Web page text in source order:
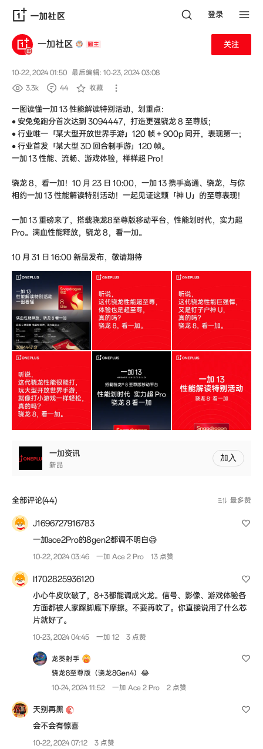
登录
一加社区 关注
10-22, 2024 01:50 最后编辑: 10-23, 2024 03:08
3.3k
44 收藏
一图读懂一加 13 性能解读特别活动，划重点：
• 安兔兔跑分首次达到 3094447，打造更强骁龙 8 至尊版；
• 行业唯一「某大型开放世界手游」120 帧 + 900p 同开，表现第一；
• 行业首发「某大型 3D 回合制手游」120 帧。
一加 13 性能、流畅、游戏体验，样样超 Pro！
骁龙 8，看一加！ 10 月 23 日 10:00，一加 13携手高通、骁龙，与你
相约一加 13 性能解读特别活动！一起见证这颗「神 U」的至尊表现！
一加 13 重磅来了，搭载骁龙8至尊版移动平台，性能划时代，实力超
Pro。 满血性能释放，骁龙 8，看一加。
10 月 31 日 16:00 新品发布，敬请期待
一加资讯
新品
加入
全部评论(44) 最多赞
J1696727916783
一加ace2Pro的8gen2都调不明白😅
10-22, 2024 03:46 一加 Ace 2 Pro 13 点赞
I1702825936120
小心牛皮吹破了，8+3都能调成火龙。信号、影像、游戏体验各
方面都被人家踩脚底下摩擦。不要再吹了。你直接说用了什么芯
片就好了。
10-23, 2024 04:45 一加 12 3 点赞
龙葵射手
骁龙8至尊版（骁龙8Gen4）😂
10-24, 2024 11:52
一加 Ace 2 Pro 2 点赞
天别再黑
会不会有惊喜
10-22, 2024 07:12 3 点赞